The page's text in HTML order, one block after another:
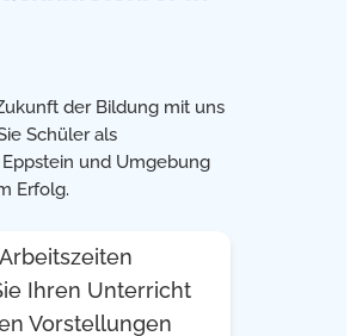
der Bildung mit uns
Schüler als
und Umgebung
Erfolg.
Ihren Unterricht
Vorstellungen